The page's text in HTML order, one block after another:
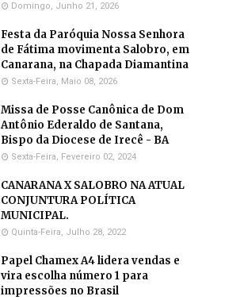
Domingo, Junho 21, 2026
Festa da Paróquia Nossa Senhora
de Fátima movimenta Salobro, em
Canarana, na Chapada Diamantina
Sexta-Feira, Maio 08, 2026
Missa de Posse Canônica de Dom
Antônio Ederaldo de Santana,
Bispo da Diocese de Irecê - BA
Sexta-Feira, Fevereiro 02, 2024
CANARANA X SALOBRO NA ATUAL
CONJUNTURA POLÍTICA
MUNICIPAL.
Quinta-Feira, Julho 28, 2022
Papel Chamex A4 lidera vendas e
vira escolha número 1 para
impressões no Brasil